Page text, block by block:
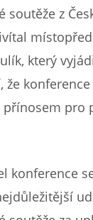
soutěže z
který
že
pro
konference